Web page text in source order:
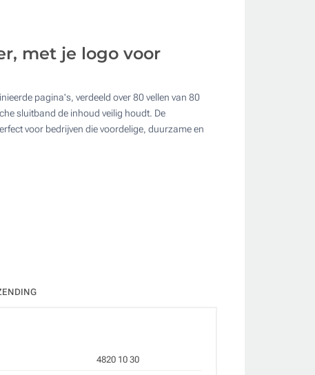
met je logo voor
pagina's, verdeeld over 80 vellen van 80
sluitband de inhoud veilig houdt. De
voor bedrijven die voordelige, duurzame en
4820 10 30